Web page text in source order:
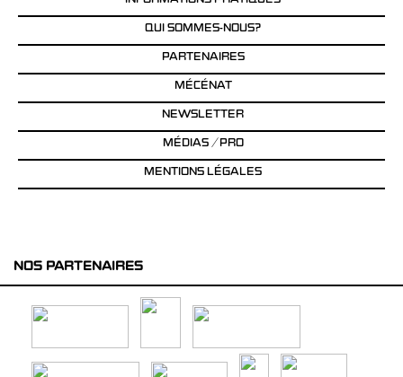
QUI SOMMES-NOUS?
PARTENAIRES
MÉCÉNAT
NEWSLETTER
MÉDIAS / PRO
MENTIONS LÉGALES
NOS PARTENAIRES